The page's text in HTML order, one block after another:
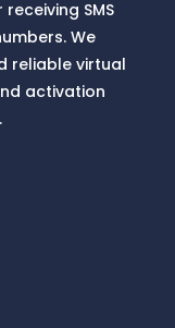
SMS
We
reliable virtual
activation